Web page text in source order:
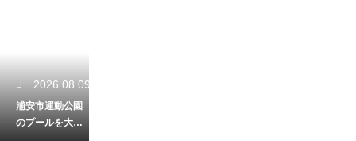
2026.08.09
浦安市運動公園
のプールを大満